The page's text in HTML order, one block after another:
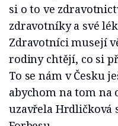
si o to ve
zdravotníky a své
Zdravotníci musejí
rodiny chtějí, co si
To se nám v Česku
abychom na tom na
uzavřela Hrdličková